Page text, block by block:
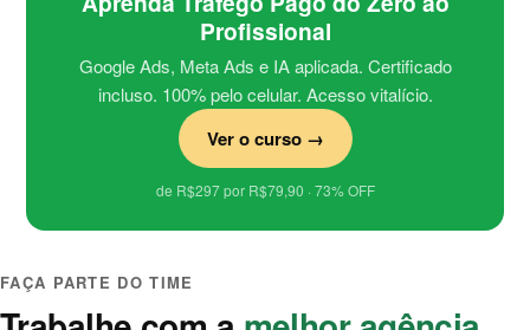
Profissional
Google Ads, Meta Ads e IA aplicada. Certificado
incluso. 100% pelo celular. Acesso vitalício.
Ver o curso →
de R$297 por R$79,90 · 73% OFF
FAÇA PARTE DO TIME